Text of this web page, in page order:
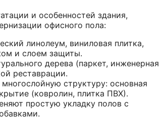
и особенностей здания,
офисного пола:
линолеум, виниловая плитка,
и слоем защиты.
дерева (паркет, инженерная
реставрации.
структуру: основная
(ковролин, плитка ПВХ).
простую укладку полов с